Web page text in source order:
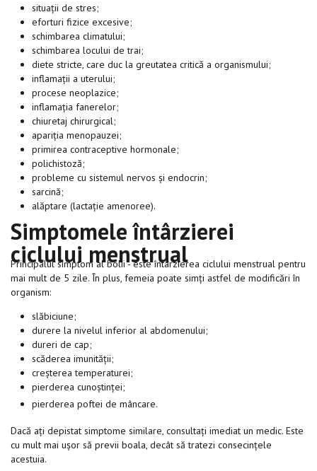
situații de stres;
eforturi fizice excesive;
schimbarea climatului;
schimbarea locului de trai;
diete stricte, care duc la greutatea critică a organismului;
inflamații a uterului;
procese neoplazice;
inflamația fanerelor;
chiuretaj chirurgical;
apariția menopauzei;
primirea contraceptive hormonale;
polichistoză;
probleme cu sistemul nervos și endocrin;
sarcină;
alăptare (lactație amenoree).
Simptomeleîntârzierei
ciclului menstrual
Principalul simptom al bolii - este întârzierea ciclului menstrual pentru
mai mult de 5 zile. În plus, femeia poate simți astfel de modificări în
organism:
slăbiciune;
durere la nivelul inferior al abdomenului;
dureri de cap;
scăderea imunității;
creșterea temperaturei;
pierderea cunoștinței;
pierderea poftei de mâncare.
Dacă ați depistat simptome similare, consultați imediat un medic. Este
cu mult mai ușor să previi boala, decât să tratezi consecințele
acestuia.